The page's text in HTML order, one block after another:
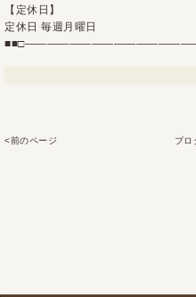
【定休日】
定休日 毎週月曜日
<前のページ ブロ